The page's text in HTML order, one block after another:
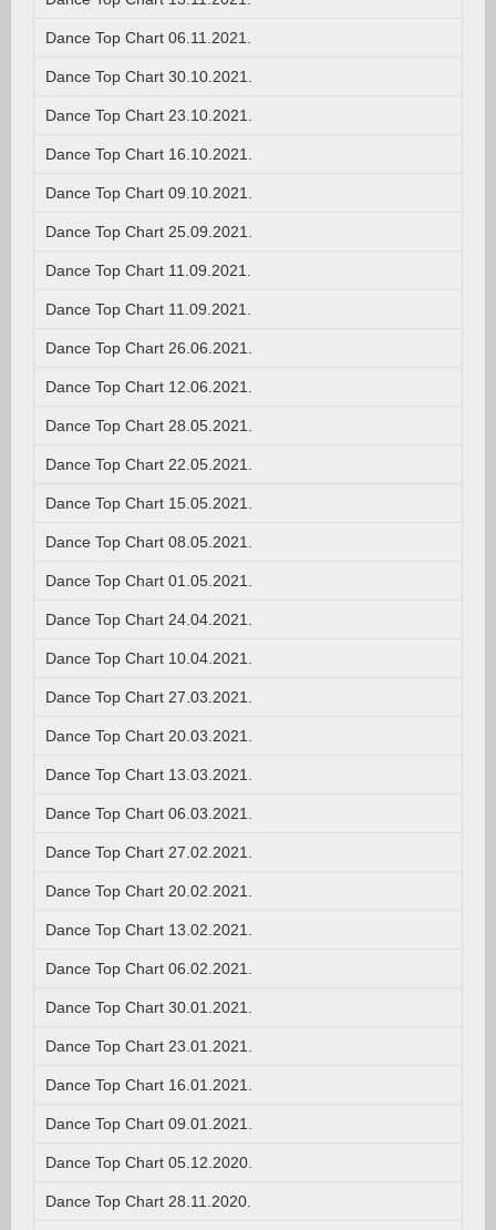
Dance Top Chart 06.11.2021.
Dance Top Chart 30.10.2021.
Dance Top Chart 23.10.2021.
Dance Top Chart 16.10.2021.
Dance Top Chart 09.10.2021.
Dance Top Chart 25.09.2021.
Dance Top Chart 11.09.2021.
Dance Top Chart 11.09.2021.
Dance Top Chart 26.06.2021.
Dance Top Chart 12.06.2021.
Dance Top Chart 28.05.2021.
Dance Top Chart 22.05.2021.
Dance Top Chart 15.05.2021.
Dance Top Chart 08.05.2021.
Dance Top Chart 01.05.2021.
Dance Top Chart 24.04.2021.
Dance Top Chart 10.04.2021.
Dance Top Chart 27.03.2021.
Dance Top Chart 20.03.2021.
Dance Top Chart 13.03.2021.
Dance Top Chart 06.03.2021.
Dance Top Chart 27.02.2021.
Dance Top Chart 20.02.2021.
Dance Top Chart 13.02.2021.
Dance Top Chart 06.02.2021.
Dance Top Chart 30.01.2021.
Dance Top Chart 23.01.2021.
Dance Top Chart 16.01.2021.
Dance Top Chart 09.01.2021.
Dance Top Chart 05.12.2020.
Dance Top Chart 28.11.2020.